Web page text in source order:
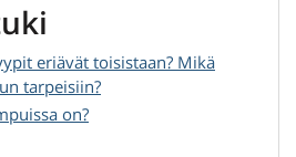
eriävät toisistaan? Mikä
tarpeisiin?
on?